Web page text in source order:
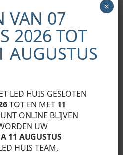
tot een breedte van 13.5 mm
of diffuse afdekkap
1 en 2 meter
profielen, LED PROFIEL
,LP06108
VAN 07
2026 TOT
AUGUSTUS
LED HUIS GESLOTEN
TOT EN MET 11
ONLINE BLIJVEN
UW
11 AUGUSTUS
HUIS TEAM,
×